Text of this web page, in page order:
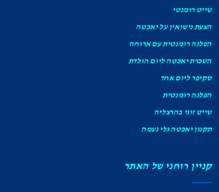
שייט רומנטי
הצעת נישואין על יאכטה
הפלגה רומנטית עם ארוחה
השכרת יאכטה ליום הולדת
סקיפר ליום אחד
הפלגה רומנטית
שייט זוגי בהרצליה
תקנון יאכטה גלי נעמה
קניין רוחני של האתר